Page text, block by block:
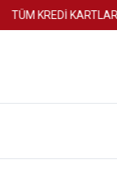
TÜM KREDİ